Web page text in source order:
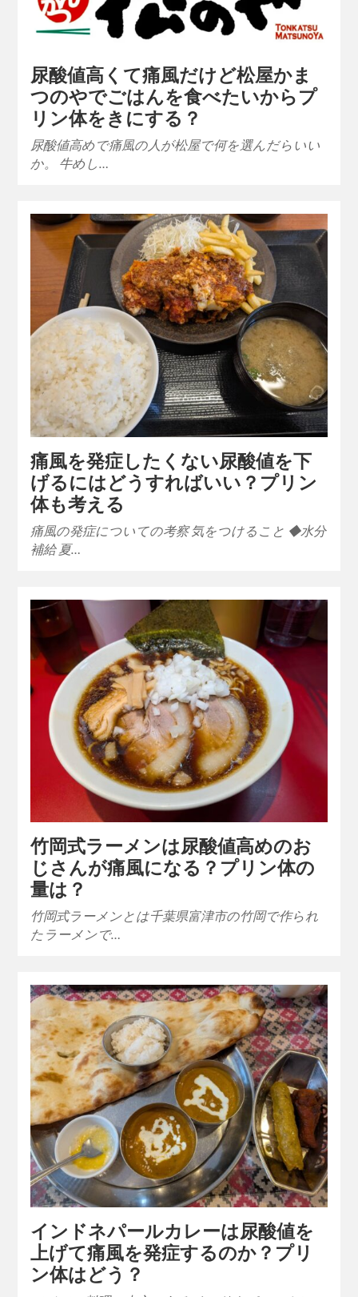
尿酸値高くて痛風だけど松屋かま
つのやでごはんを食べたいからプ
リン体をきにする？
尿酸値高めで痛風の人が松屋で何を選んだらいい
か。 牛めし…
痛風を発症したくない尿酸値を下
げるにはどうすればいい？プリン
体も考える
痛風の発症についての考察 気をつけること ◆水分
補給 夏…
竹岡式ラーメンは尿酸値高めのお
じさんが痛風になる？プリン体の
量は？
竹岡式ラーメンとは千葉県富津市の竹岡で作られ
たラーメンで…
インドネパールカレーは尿酸値を
上げて痛風を発症するのか？プリ
ン体はどう？